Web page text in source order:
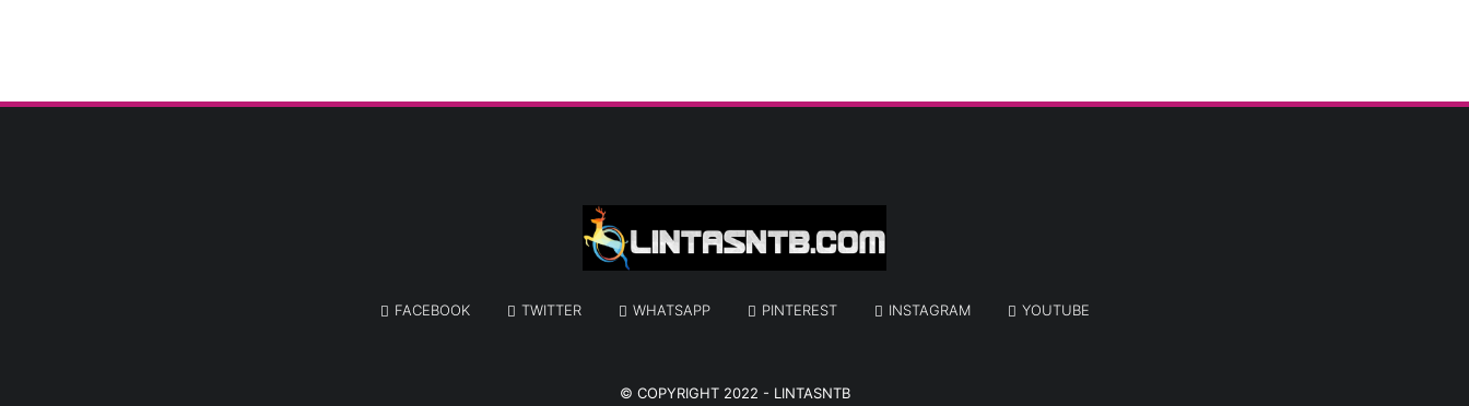
FACEBOOK TWITTER WHATSAPP PINTEREST INSTAGRAM YOUTUBE
© COPYRIGHT 2022 - LINTASNTB